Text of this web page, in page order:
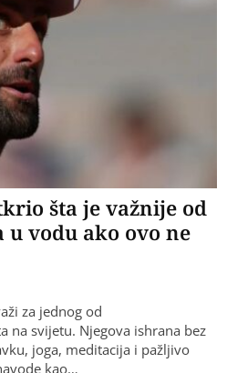
šta je važnije od
u vodu ako ovo ne
za jednog od
na svijetu. Njegova ishrana bez
joga, meditacija i pažljivo
kao…